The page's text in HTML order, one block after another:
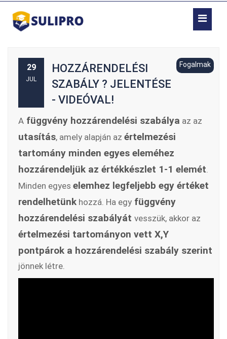
29
JUL
HOZZÁRENDELÉSI
SZABÁLY ? JELENTÉSE
- VIDEÓVAL!
Fogalmak
A függvény hozzárendelési szabálya az az
utasítás, amely alapján az értelmezési
tartomány minden egyes eleméhez
hozzárendeljük az értékkészlet 1-1 elemét.
Minden egyes elemhez legfeljebb egy értéket
rendelhetünk hozzá. Ha egy függvény
hozzárendelési szabályát vesszük, akkor az
értelmezési tartományon vett X,Y
pontpárok a hozzárendelési szabály szerint
jönnek létre.